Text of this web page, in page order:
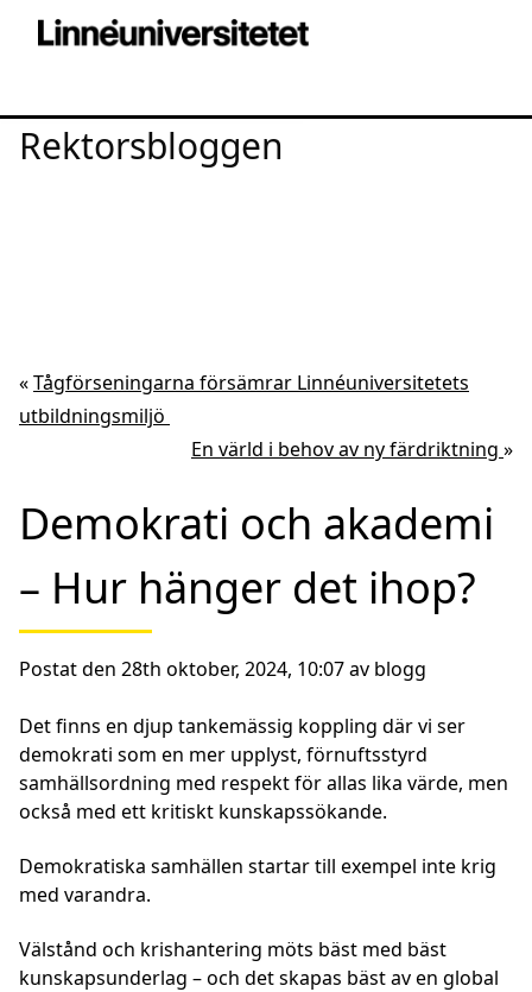
Rektorsbloggen
«Tågförseningarna försämrar Linnéuniversitetets
utbildningsmiljö
En värld i behov av ny färdriktning »
Demokrati och akademi
– Hur hänger det ihop?
Postat den 28th oktober, 2024, 10:07 av blogg
Det finns en djup tankemässig koppling där vi ser
demokrati som en mer upplyst, förnuftsstyrd
samhällsordning med respekt för allas lika värde, men
också med ett kritiskt kunskapssökande.
Demokratiska samhällen startar till exempel inte krig
med varandra.
Välstånd och krishantering möts bäst med bäst
kunskapsunderlag – och det skapas bäst av en global